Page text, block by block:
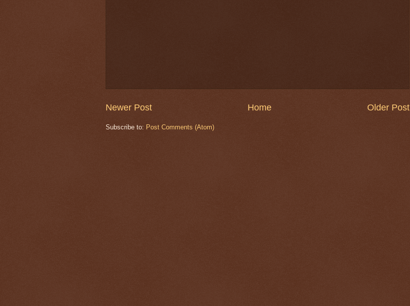
Newer Post Older Post
Home
Subscribe to: Post Comments (Atom)